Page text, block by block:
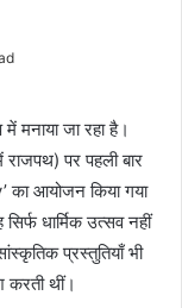
में मनाया जा रहा है।
पर पहली बार
आयोजन किया गया
धार्मिक उत्सव नहीं
प्रस्तुतियाँ भी
करती थीं।